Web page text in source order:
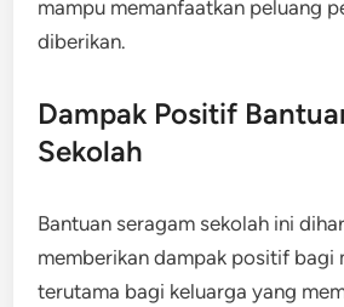
mampu memanfaatkan peluang
diberikan.
Dampak Positif
Sekolah
Bantuan seragam sekolah ini
memberikan dampak positif bagi
terutama bagi keluarga yang